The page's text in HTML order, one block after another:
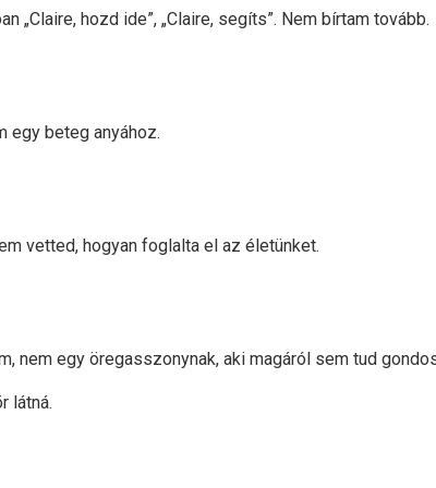
hozd ide”, „Claire, segíts”. Nem bírtam tovább.
egy beteg anyához.
vetted, hogyan foglalta el az életünket.
nem egy öregasszonynak, aki magáról sem tud
látná.